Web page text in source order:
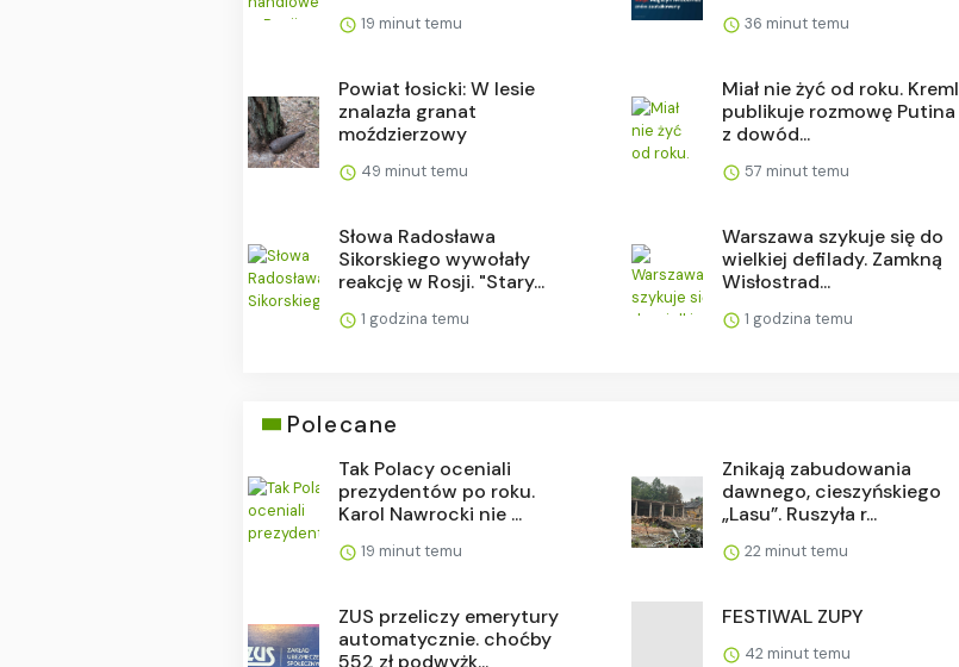
19 minut temu 36 minut temu
Powiat łosicki: W lesie
znalazła granat
moździerzowy
49 minut temu
Miał nie żyć od roku. Kreml
publikuje rozmowę Putina
z dowód...
57 minut temu
Słowa Radosława
Sikorskiego wywołały
reakcję w Rosji. "Stary...
1 godzina temu
Warszawa szykuje się do
wielkiej defilady. Zamkną
Wisłostrad...
1 godzina temu
Polecane
Tak Polacy oceniali
prezydentów po roku.
Karol Nawrocki nie ...
19 minut temu
Znikają zabudowania
dawnego, cieszyńskiego
„Lasu”. Ruszyła r...
22 minut temu
ZUS przeliczy emerytury
automatycznie. choćby
552 zł podwyżk...
FESTIWAL ZUPY
42 minut temu